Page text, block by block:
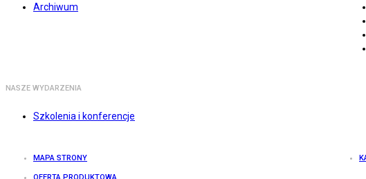
Archiwum
NASZE WYDARZENIA
Szkolenia i konferencje
MAPA STRONY